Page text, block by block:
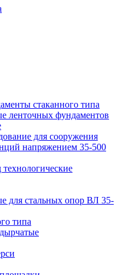
стаканного типа
ленточных фундаментов
для сооружения
напряжением 35-500
для стальных опор ВЛ 35-
типа